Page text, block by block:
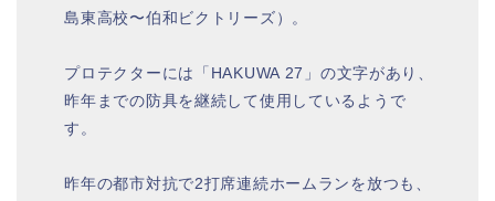
島東高校〜伯和ビクトリーズ）。
プロテクターには「HAKUWA 27」の文字があり、
昨年までの防具を継続して使用しているようで
す。
昨年の都市対抗で2打席連続ホームランを放つも、